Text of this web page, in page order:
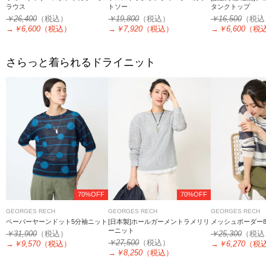
ラウス
￥26,400 （税込）
→ ￥6,600 （税込）
トソー
￥19,800（税込）
→ ￥7,920 （税込）
タンクトップ
￥16,500（税
→ ￥6,600（税
さらっと着られるドライニット
70%OFF
GEORGES RECH
ペーパーヤーンドット5分袖ニット
￥31,900 （税込）
→ ￥9,570 （税込）
70%OFF
GEORGES RECH
[日本製]ホールガーメントラメリリ
ーニット
￥27,500（税込）
→ ￥8,250 （税込）
GEORGES RECH
メッシュボーダー
￥25,300（税
→ ￥6,270（税